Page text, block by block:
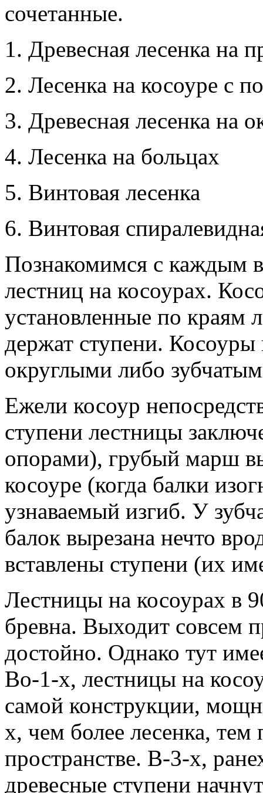
сочетанные.
1. Древесная лесенка на
2. Лесенка на косоуре с
3. Древесная лесенка на
4. Лесенка на больцах
5. Винтовая лесенка
6. Винтовая
Познакомимся с каждым
лестниц на косоурах.
установленные по краям
держат ступени.
округлыми либо
Ежели косоур
ступени лестницы
опорами), грубый марш
косоуре (когда балки
узнаваемый изгиб. У
балок вырезана нечто
вставлены ступени (их
Лестницы на косоурах в
бревна. Выходит совсем
достойно. Однако тут
Во-1-х, лестницы на
самой конструкции,
х, чем более лесенка, тем
пространстве. В-3-х,
древесные ступени